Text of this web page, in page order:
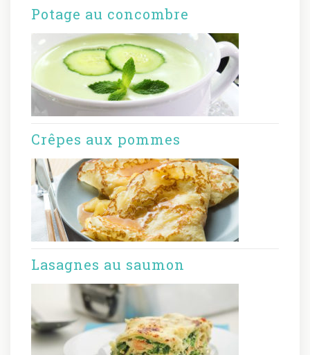
Potage au concombre
Crêpes aux pommes
Lasagnes au saumon